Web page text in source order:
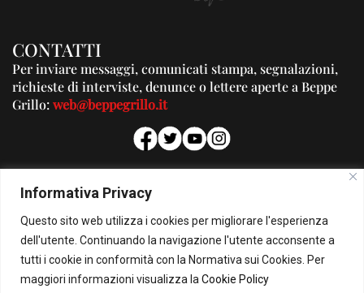
Informativa Privacy
Questo sito web utilizza i cookies per migliorare l'esperienza
dell'utente. Continuando la navigazione l'utente acconsente a
tutti i cookie in conformità con la Normativa sui Cookies. Per
maggiori informazioni visualizza la Cookie Policy
CONTATTI
Per inviare messaggi, comunicati stampa, segnalazioni,
richieste di interviste, denunce o lettere aperte a Beppe
Grillo:web@beppegrillo.it
PUBBLICITA'
Per la tua pubblicità su questo Blog:
pubblicita@beppegrillo.it